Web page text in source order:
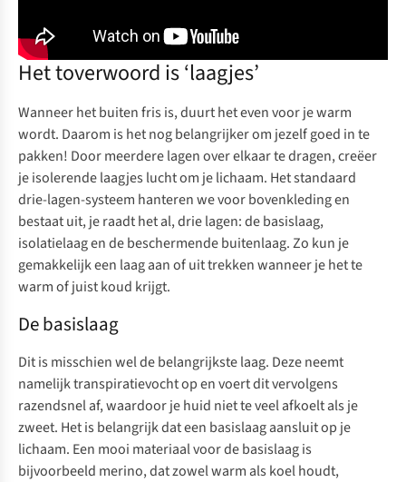
Het toverwoord is ‘laagjes’
Wanneer het buiten fris is, duurt het even voor je warm
wordt. Daarom is het nog belangrijker om jezelf goed in te
pakken! Door meerdere lagen over elkaar te dragen, creëer
je isolerende laagjes lucht om je lichaam. Het standaard
drie-lagen-systeem hanteren we voor bovenkleding en
bestaat uit, je raadt het al, drie lagen: de basislaag,
isolatielaag en de beschermende buitenlaag. Zo kun je
gemakkelijk een laag aan of uit trekken wanneer je het te
warm of juist koud krijgt.
De basislaag
Dit is misschien wel de belangrijkste laag. Deze neemt
namelijk transpiratievocht op en voert dit vervolgens
razendsnel af, waardoor je huid niet te veel afkoelt als je
zweet. Het is belangrijk dat een basislaag aansluit op je
lichaam. Een mooi materiaal voor de basislaag is
bijvoorbeeld merino, dat zowel warm als koel houdt,